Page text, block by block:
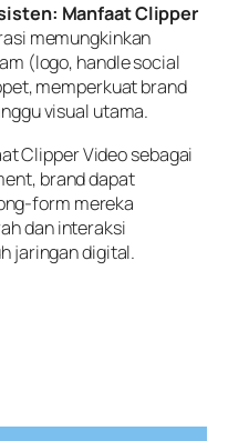
Manfaat Clipper
memungkinkan
(logo, handle social
memperkuat brand
visual utama.
Clipper Video sebagai
brand dapat
form mereka
dan interaksi
jaringan digital.